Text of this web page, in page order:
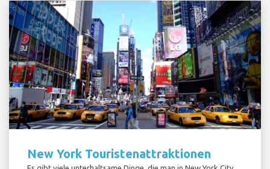
New York Touristenattraktionen